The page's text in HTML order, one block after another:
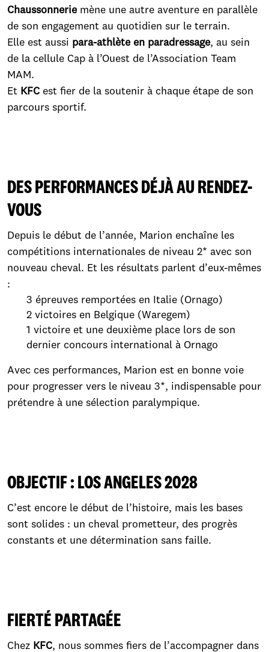
Chaussonneriemène une autre aventure en parallèle
de son engagement au quotidien sur le terrain.
Elle est aussi para-athlète en paradressage, au sein
de la cellule Cap à l’Ouest de l’Association Team
MAM.
Et KFC est fier de la soutenir à chaque étape de son
parcours sportif.
DES PERFORMANCES DÉJÀ AU RENDEZ-
VOUS
Depuis le début de l’année, Marion enchaîne les
compétitions internationales de niveau 2* avec son
nouveau cheval. Et les résultats parlent d’eux-mêmes
:
3 épreuves remportées en Italie (Ornago)
2 victoires en Belgique (Waregem)
1 victoire et une deuxième place lors de son
dernier concours international à Ornago
Avec ces performances, Marion est en bonne voie
pour progresser vers le niveau 3*, indispensable pour
prétendre à une sélection paralympique.
OBJECTIF : LOS ANGELES 2028
C’est encore le début de l’histoire, mais les bases
sont solides : un cheval prometteur, des progrès
constants et une détermination sans faille.
FIERTÉ PARTAGÉE
Chez KFC, nous sommes fiers de l’accompagner dans